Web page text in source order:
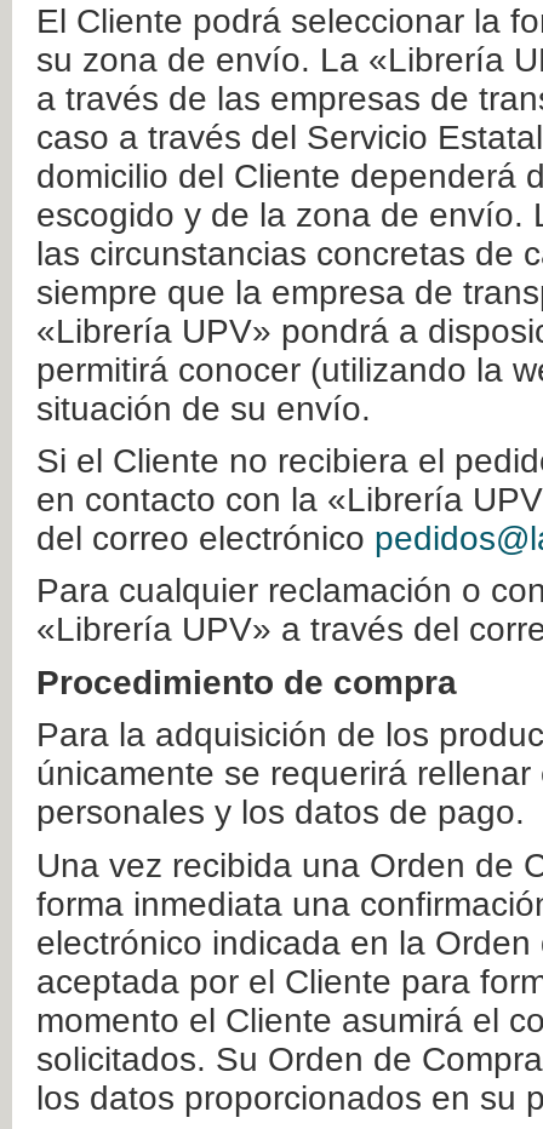
El Cliente podrá seleccionar la
su zona de envío. La «Librería
a través de las empresas de
caso a través del Servicio
domicilio del Cliente dependerá
escogido y de la zona de envío.
las circunstancias concretas de
siempre que la empresa de
«Librería UPV» pondrá a
permitirá conocer (utilizando la
situación de su envío.
Si el Cliente no recibiera el
en contacto con la «Librería
del correo electrónico
Para cualquier reclamación o
«Librería UPV» a través del
Procedimiento de compra
Para la adquisición de los
únicamente se requerirá
personales y los datos de pago.
Una vez recibida una Orden de
forma inmediata una
electrónico indicada en la
aceptada por el Cliente para
momento el Cliente asumirá el
solicitados. Su Orden de
los datos proporcionados en su